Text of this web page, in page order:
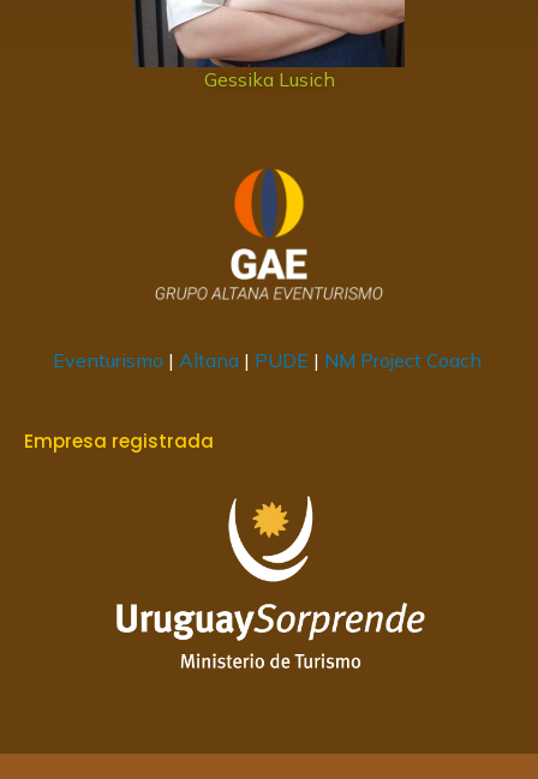
Gessika Lusich
Eventurismo | Altana | PUDE | NM Project Coach
Empresa registrada